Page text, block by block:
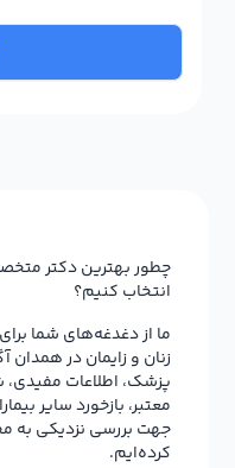
چطور بهترین دکتر
انتخاب کنیم؟
ما از دغدغه‌های شما
زنان و زایمان در
پزشک، اطلاعات
معتبر، بازخورد سایر
جهت بررسی نزدیکی به
کرده‌ایم.